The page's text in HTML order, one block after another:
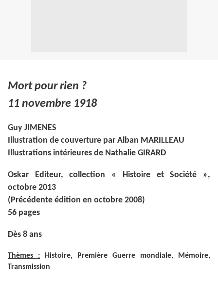
Mort pour rien ?
11 novembre 1918
Guy JIMENES
Illustration de couverture par Alban MARILLEAU
Illustrations intérieures de Nathalie GIRARD
Oskar Editeur, collection « Histoire et Société »,
octobre 2013
(Précédente édition en octobre 2008)
56 pages
Dès 8 ans
Thèmes : Histoire, Première Guerre mondiale, Mémoire,
Transmission